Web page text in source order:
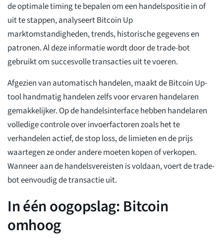
de optimale timing te bepalen om een handelspositie in of
uit te stappen, analyseert Bitcoin Up
marktomstandigheden, trends, historische gegevens en
patronen. Al deze informatie wordt door de trade-bot
gebruikt om succesvolle transacties uit te voeren.
Afgezien van automatisch handelen, maakt de Bitcoin Up-
tool handmatig handelen zelfs voor ervaren handelaren
gemakkelijker. Op de handelsinterface hebben handelaren
volledige controle over invoerfactoren zoals het te
verhandelen actief, de stop loss, de limieten en de prijs
waartegen ze onder andere moeten kopen of verkopen.
Wanneer aan de handelsvereisten is voldaan, voert de trade-
bot eenvoudig de transactie uit.
In één oogopslag: Bitcoin
omhoog